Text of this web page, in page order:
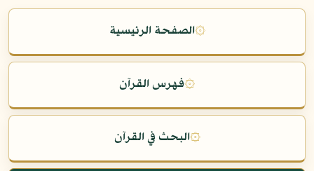
۞الصفحة الرئيسية
۞فهرس القرآن
۞البحث في القرآن